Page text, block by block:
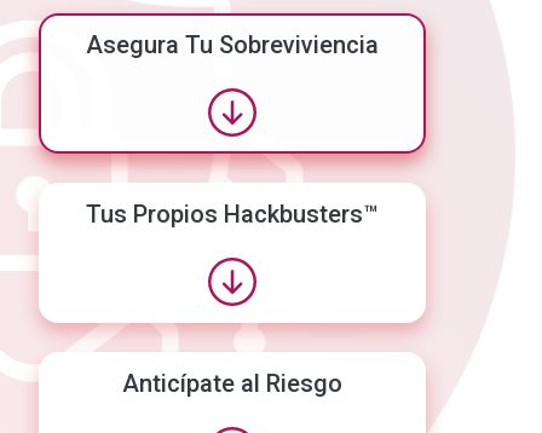
Asegura Tu Sobreviviencia
Tus Propios Hackbusters™
Anticípate al Riesgo